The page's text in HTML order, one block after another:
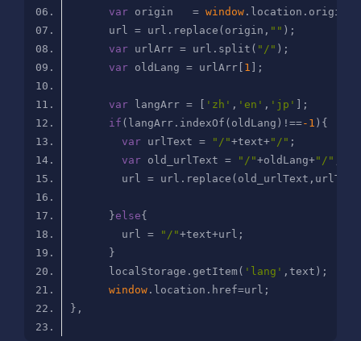
var origin   = window
      url = url.replace(origin,
""
var urlArr = url.split( "/"
var oldLang = urlArr[ 1
var langArr = [ 'zh' , 'en' , 'jp'
if (langArr.indexOf(oldLang)!==-1
var urlText = "/"+text+"/"
var old_urlText = "/"+oldLang+"/"
      }
else
        url =
"/"
      localStorage.getItem(
'lang'
window